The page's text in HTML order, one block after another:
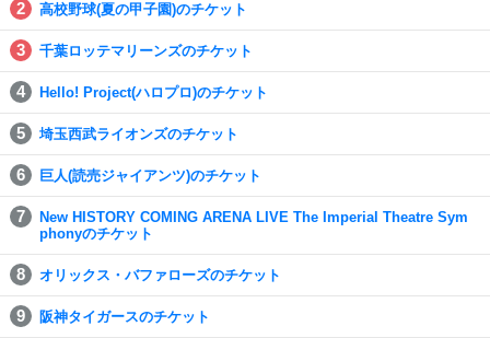
高校野球(夏の甲子園)のチケット
千葉ロッテマリーンズのチケット
Hello! Project(ハロプロ)のチケット
埼玉西武ライオンズのチケット
巨人(読売ジャイアンツ)のチケット
New HISTORY COMING ARENA LIVE The Imperial Theatre Sym
phonyのチケット
オリックス・バファローズのチケット
阪神タイガースのチケット